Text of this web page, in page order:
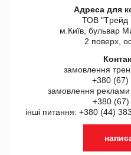
Адреса для
ТОВ "Tрейд
м.Київ, бульвар
2 поверх,
замовлення
+380 (67)
замовлення реклами
+380 (67)
інші питання: +380 (44)